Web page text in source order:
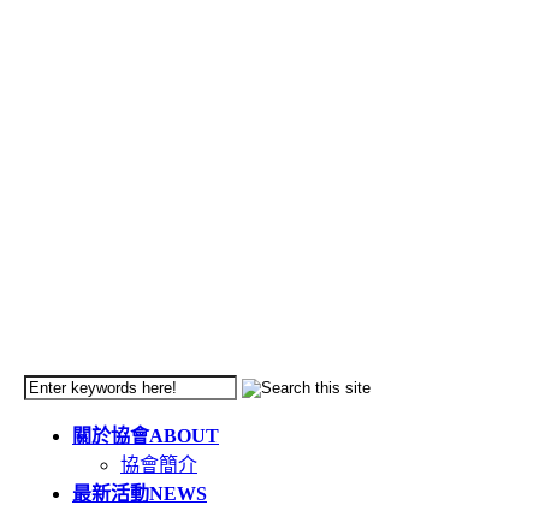
關於協會ABOUT
協會簡介
最新活動NEWS